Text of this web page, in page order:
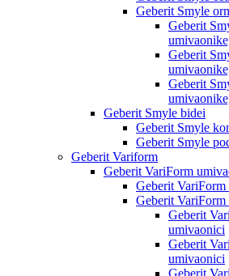
Geberit Smyle
Geberit
Geberit
Geberit
Geberit Smyle bidei
Geberit Smyle
Geberit Smyle
Geberit Variform
Geberit VariForm
Geberit
Geberit
Geberit
umivaonici
Geberit
umivaonici